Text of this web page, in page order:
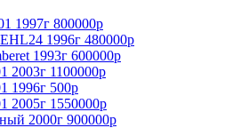
1997г 800000р
1996г 480000р
1993г 600000р
2003г 1100000р
1996г 500р
2005г 1550000р
2000г 900000р